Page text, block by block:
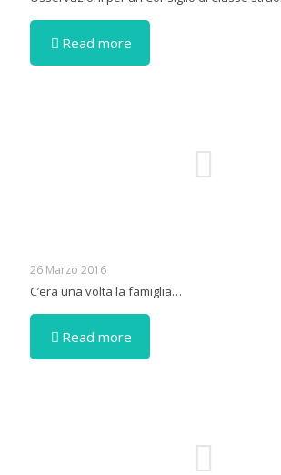
Read more
26 Marzo 2016
C’era una volta la famiglia…
Read more